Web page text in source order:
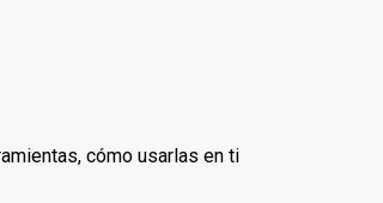
cómo usarlas en ti